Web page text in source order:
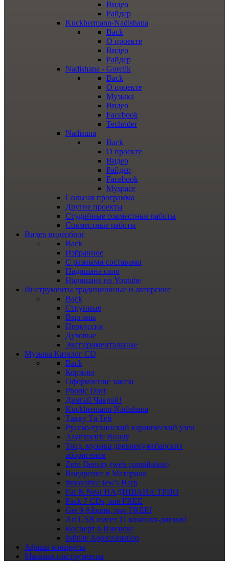
Видео
Райдер
Kuckhermann-Nadishana
Back
О проекте
Видео
Райдер
Nadishana - Gorelik
Back
О проекте
Музыка
Видео
Facebook
Techrider
Nadisuna
Back
О проекте
Видео
Райдер
Facebook
Myspace
Сольная программа
Другие проекты
Студийные совместные работы
Совместные работы
Видео видеоблог
Back
Избранное
С разными составами
Надишана соло
Надишана на Youtube
Инструменты традиционные и авторские
Back
Струнные
Варганы
Перкуссия
Духовые
Экспериментальные
Музыка Каталог CD
Back
Корзина
Оформление заказа
Phonic Duet
Двигай Чакрой!
Kuckhermann-Nadishana
Такку Та Тей
Русско-тувинский кармический узел
Asymmetric Beauty
Трад. музыка древнекужебарских
аборигенов
Zero Density (web compilation)
Внедрение в Материал
Innovative Jew's Harp
Far & Near НАДИШАНА ТРИО
Pack 7 CDs, one FREE
Get 9 Albums, two FREE!
Art USB имеет 11 компакт-дисков!
Концерт в Ижевске
Infinite Approximation
Афиша концерты
Магазин инструменты